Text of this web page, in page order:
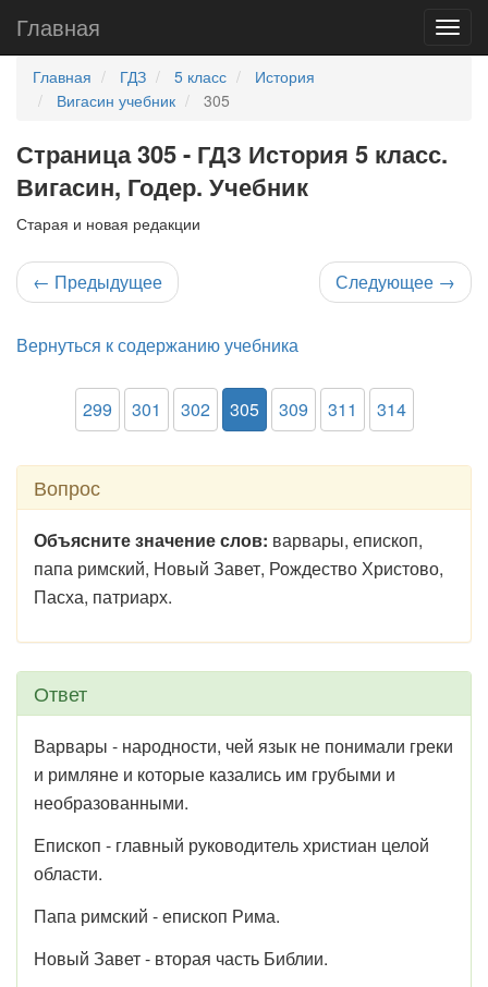
Главная
Главная ГДЗ 5 класс
История
Вигасин учебник
305
Страница 305 - ГДЗ История 5 класс.
Вигасин, Годер. Учебник
Старая и новая редакции
← Предыдущее Следующее →
Вернуться к содержанию учебника
299 301 302 305 309 311 314
Вопрос
Объясните значение слов: варвары, епископ,
папа римский, Новый Завет, Рождество Христово,
Пасха, патриарх.
Ответ
Варвары - народности, чей язык не понимали греки
и римляне и которые казались им грубыми и
необразованными.
Епископ - главный руководитель христиан целой
области.
Папа римский - епископ Рима.
Новый Завет - вторая часть Библии.